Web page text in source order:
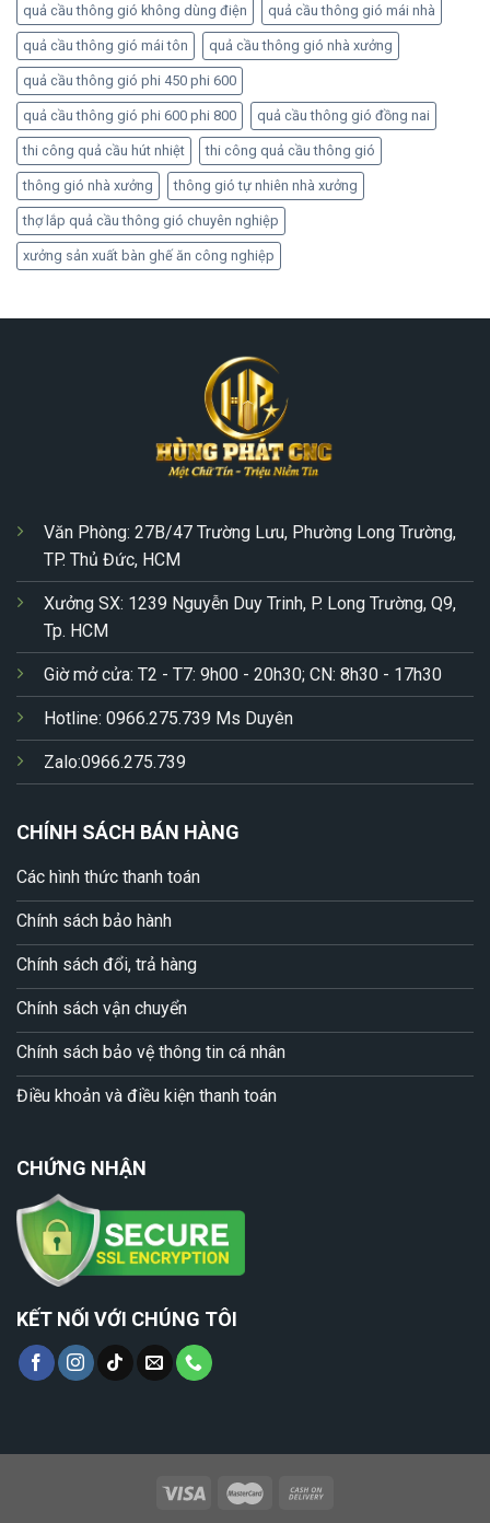
quả cầu thông gió không dùng điện quả cầu thông gió mái nhà
quả cầu thông gió mái tôn quả cầu thông gió nhà xưởng
quả cầu thông gió phi 450 phi 600
quả cầu thông gió phi 600 phi 800 quả cầu thông gió đồng nai
thi công quả cầu hút nhiệt thi công quả cầu thông gió
thông gió nhà xưởng thông gió tự nhiên nhà xưởng
thợ lắp quả cầu thông gió chuyên nghiệp
xưởng sản xuất bàn ghế ăn công nghiệp
Văn Phòng: 27B/47 Trường Lưu, Phường Long Trường,
TP. Thủ Đức, HCM
Xưởng SX: 1239 Nguyễn Duy Trinh, P. Long Trường, Q9,
Tp. HCM
Giờ mở cửa: T2 - T7: 9h00 - 20h30; CN: 8h30 - 17h30
Hotline: 0966.275.739 Ms Duyên
Zalo:0966.275.739
CHÍNH SÁCH BÁN HÀNG
Các hình thức thanh toán
Chính sách bảo hành
Chính sách đổi, trả hàng
Chính sách vận chuyển
Chính sách bảo vệ thông tin cá nhân
Điều khoản và điều kiện thanh toán
CHỨNG NHẬN
KẾT NỐI VỚI CHÚNG TÔI